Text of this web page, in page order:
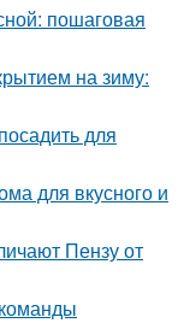
пошаговая
на зиму:
для
для вкусного и
Пензу от